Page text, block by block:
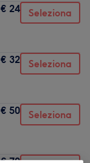
€ 24 Seleziona
€ 32 Seleziona
€ 50 Seleziona